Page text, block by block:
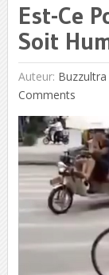
Est-Ce
Soit
Auteur: Buzzultra
Comments